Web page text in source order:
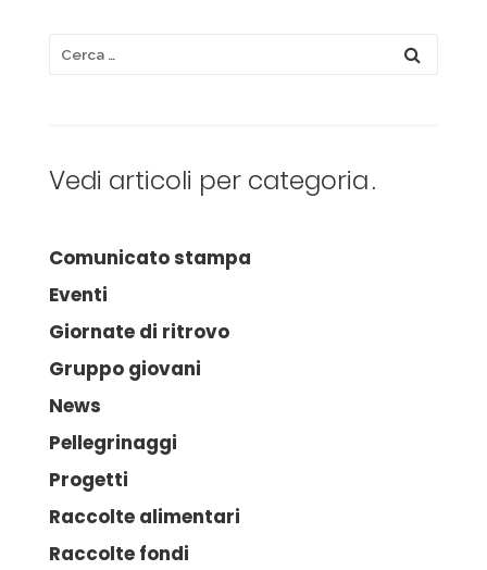
Vedi articoli per categoria
Comunicato stampa
Eventi
Giornate di ritrovo
Gruppo giovani
News
Pellegrinaggi
Progetti
Raccolte alimentari
Raccolte fondi